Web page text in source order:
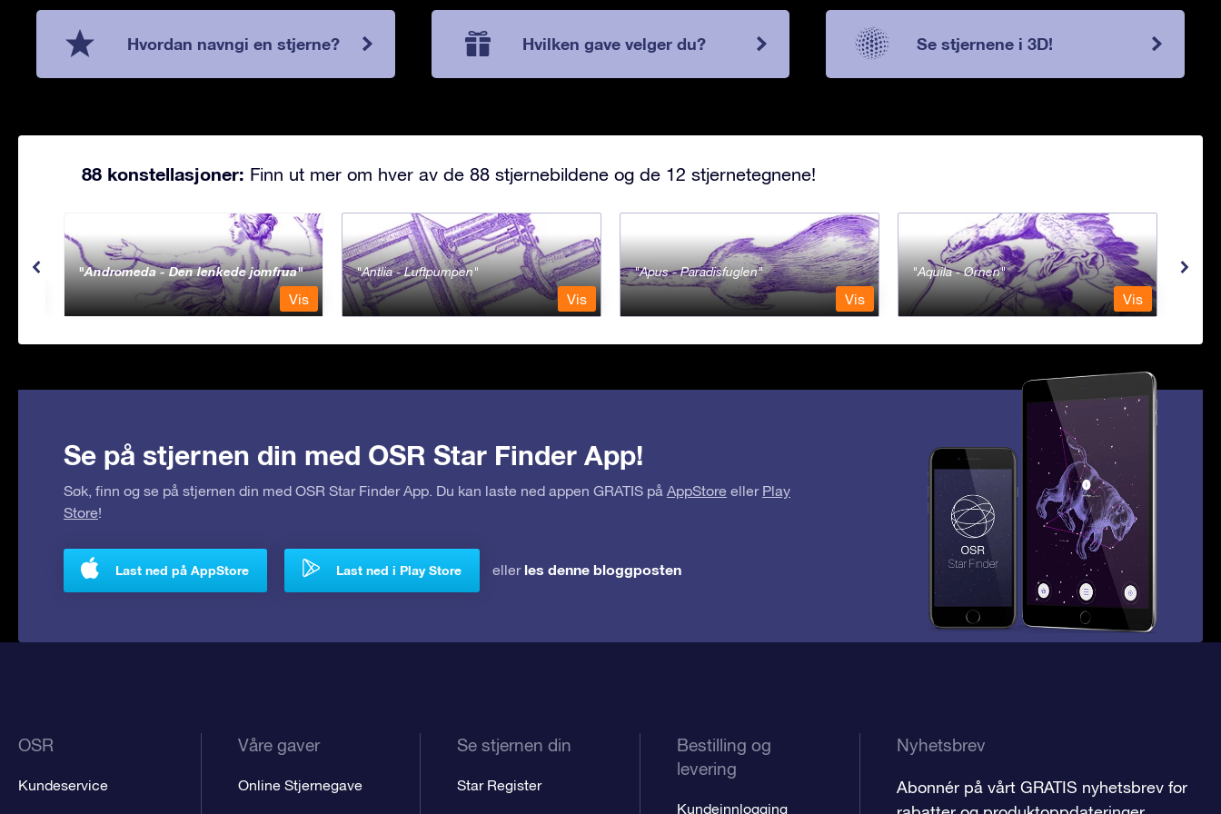
Hvordan navngi en stjerne? Hvilken gave velger du? Se stjernene i 3D!
88 konstellasjoner: Finn ut mer om hver av de 88 stjernebildene og de 12 stjernetegnene!
Andromeda - Den lenkede jomfrua
Vis
Antlia - Luftpumpen
Vis
Apus - Paradisfuglen
Vis
Aquila - Ørnen
Vis
Se på stjernen din med OSR Star Finder App!
Søk, finn og se på stjernen din med OSR Star Finder App. Du kan laste ned appen GRATIS på AppStore eller Play
Store!
Last ned på AppStore Last ned i Play Store eller les denne bloggposten
OSR
Kundeservice
Våre gaver
Online Stjernegave
Se stjernen din
Star Register
Bestilling og
levering
Kundeinnlogging
Nyhetsbrev
Abonnér på vårt GRATIS nyhetsbrev for